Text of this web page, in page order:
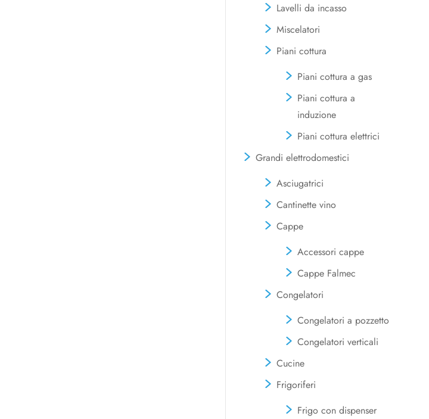
Lavelli da incasso
Miscelatori
Piani cottura
Piani cottura a gas
Piani cottura a
induzione
Piani cottura elettrici
Grandi elettrodomestici
Asciugatrici
Cantinette vino
Cappe
Accessori cappe
Cappe Falmec
Congelatori
Congelatori a pozzetto
Congelatori verticali
Cucine
Frigoriferi
Frigo con dispenser